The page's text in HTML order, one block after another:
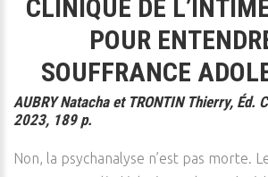
CLINIQUE DE
POUR
SOUFFRANCE
AUBRY Natacha et TRONTIN Thierry, Éd.
2023, 189 p.
Non, la psychanalyse n’est pas morte.